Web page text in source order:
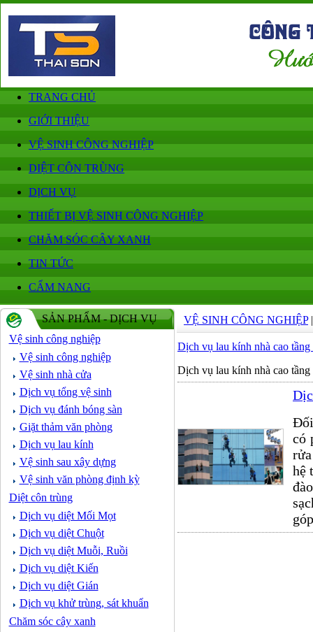
TRANG CHỦ
GIỚI THIỆU
VỆ SINH CÔNG NGHIỆP
DIỆT CÔN TRÙNG
DỊCH VỤ
THIẾT BỊ VỆ SINH CÔNG NGHIỆP
CHĂM SÓC CÂY XANH
TIN TỨC
CẨM NANG
SẢN PHẨM - DỊCH VỤ
Vệ sinh công nghiệp
Vệ sinh công nghiệp
Vệ sinh nhà cửa
Dịch vụ tổng vệ sinh
Dịch vụ đánh bóng sàn
Giặt thảm văn phòng
Dịch vụ lau kính
Vệ sinh sau xây dựng
Vệ sinh văn phòng định kỳ
Diệt côn trùng
Dịch vụ diệt Mối Mọt
Dịch vụ diệt Chuột
Dịch vụ diệt Muỗi, Ruồi
Dịch vụ diệt Kiến
Dịch vụ diệt Gián
Dịch vụ khử trùng, sát khuẩn
Chăm sóc cây xanh
VỆ SINH CÔNG NGHIỆP
Dịch vụ lau kính nhà cao
Dịch vụ lau kính nhà cao
có
hệ